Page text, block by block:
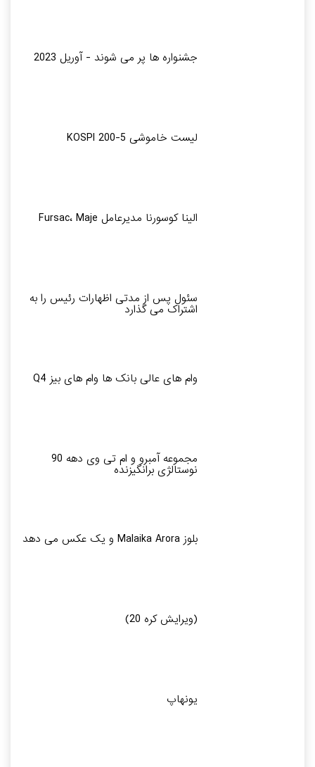
جشنواره ها پر می شوند - آوریل 2023
لیست خاموشی KOSPI 200-5
الینا کوسورنا مدیرعامل Fursac، Maje
سئول پس از مدتی اظهارات رئیس را به
اشتراک می گذارد
وام های عالی بانک ها وام های بیز Q4
مجموعه آمبرو و ام تی وی دهه 90
نوستالژی برانگیزنده
بلوز Malaika Arora و یک عکس می دهد
(ویرایش کره 20)
یونهاپ